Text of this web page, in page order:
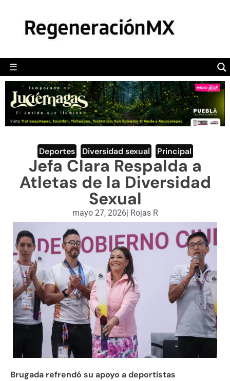
☰
POLÍTICA
CAMALEÓN
OPINIÓN
DEPORTES
ENGLISH SECTION
VIDEOS
Deportes Diversidad sexual Principal
Jefa Clara Respalda a
Atletas de la Diversidad
Sexual
mayo 27, 2026| Rojas R
Brugada refrendó su apoyo a deportistas